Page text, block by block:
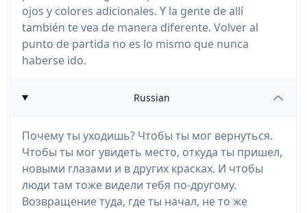
ojos y colores adicionales. Y la gente de allí
también te vea de manera diferente. Volver al
punto de partida no es lo mismo que nunca
haberse ido.
Russian
Почему ты уходишь? Чтобы ты мог вернуться.
Чтобы ты мог увидеть место, откуда ты пришел,
новыми глазами и в других красках. И чтобы
люди там тоже видели тебя по-другому.
Возвращение туда, где ты начал, не то же